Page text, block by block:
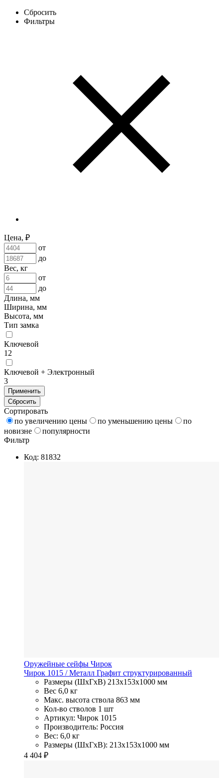
Сбросить
Фильтры
Цена, ₽
от
до
Вес, кг
от
до
Длина, мм
Ширина, мм
Высота, мм
Тип замка
Ключевой
12
Ключевой + Электронный
3
Применить
Сбросить
Сортировать
по увеличению цены
по уменьшению цены
по
новизне
популярности
Фильтр
Код: 81832
Оружейные сейфы Чирок
Чирок 1015 / Металл Графит структурированный
Размеры (ШхГхВ) 213x153x1000 мм
Вес 6,0 кг
Макс. высота ствола 863 мм
Кол-во стволов 1 шт
Артикул: Чирок 1015
Производитель: Россия
Вес: 6,0 кг
Размеры (ШхГхВ): 213x153x1000 мм
4 404 ₽